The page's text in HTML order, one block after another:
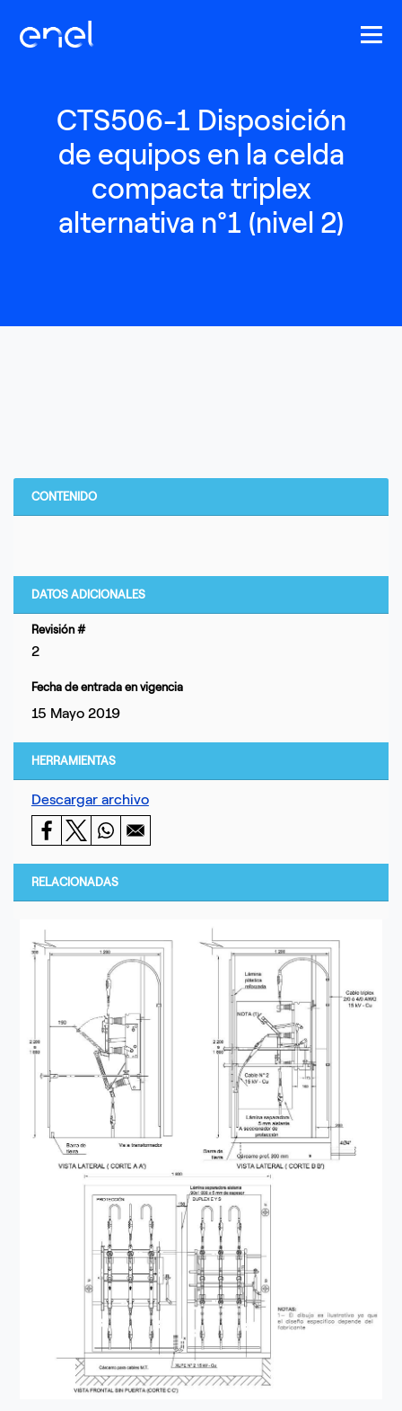
CTS506-1 Disposición
de equipos en la celda
compacta triplex
alternativa n°1 (nivel 2)
CONTENIDO
DATOS ADICIONALES
Revisión #
2
Fecha de entrada en vigencia
15 Mayo 2019
HERRAMIENTAS
Descargar archivo
RELACIONADAS